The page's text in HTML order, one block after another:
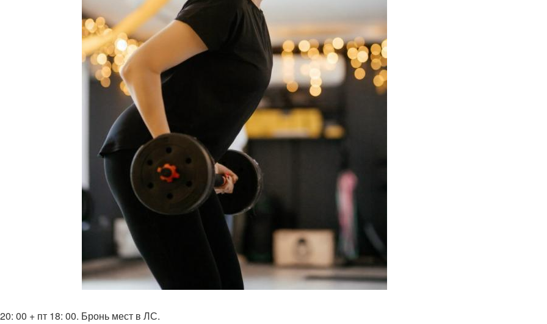
00 + пт 18: 00. Бронь мест в ЛС.